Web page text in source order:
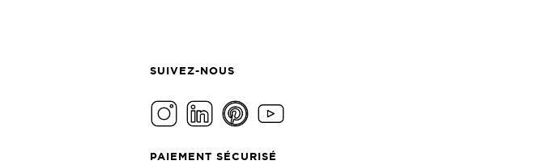
SUIVEZ-NOUS
PAIEMENT SÉCURISÉ